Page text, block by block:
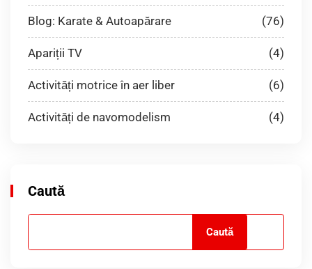
Blog: Karate & Autoapărare (76)
Apariții TV (4)
Activități motrice în aer liber (6)
Activități de navomodelism (4)
Caută
Caută